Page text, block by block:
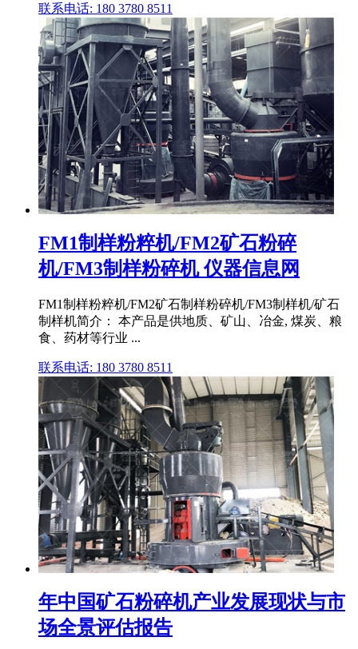
联系电话: 180 3780 8511
FM1制样粉粹机/FM2矿石粉碎
机/FM3制样粉碎机 仪器信息网
FM1制样粉粹机/FM2矿石制样粉碎机/FM3制样机/矿石
制样机简介： 本产品是供地质、矿山、冶金, 煤炭、粮
食、药材等行业 ...
联系电话: 180 3780 8511
年中国矿石粉碎机产业发展现状与市
场全景评估报告